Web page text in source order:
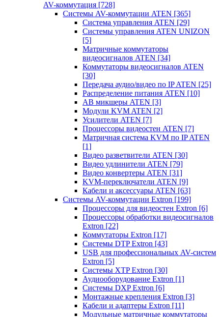
AV-коммутация [728]
Системы AV-коммутации ATEN [365]
Система управления ATEN [29]
Системы управления ATEN UNIZON
[5]
Матричные коммутаторы
видеосигналов ATEN [34]
Коммутаторы видеосигналов ATEN
[30]
Передача аудио/видео по IP ATEN [25]
Распределение питания ATEN [10]
АВ микшеры ATEN [3]
Модули KVM ATEN [2]
Усилители ATEN [7]
Процессоры видеостен ATEN [7]
Матричная система KVM по IP ATEN
[1]
Видео разветвители ATEN [30]
Видео удлинители ATEN [79]
Видео конвертеры ATEN [31]
KVM-переключатели ATEN [9]
Кабели и аксессуары ATEN [63]
Системы AV-коммутации Extron [199]
Процессоры для видеостен Extron [6]
Процессоры обработки видеосигналов
Extron [22]
Коммутаторы Extron [17]
Системы DTP Extron [43]
USB для профессиональных AV-систем
Extron [5]
Системы XTP Extron [30]
Аудиооборудование Extron [1]
Системы DXP Extron [6]
Монтажные крепления Extron [3]
Кабели и адаптеры Extron [11]
Модульные матричные коммутаторы